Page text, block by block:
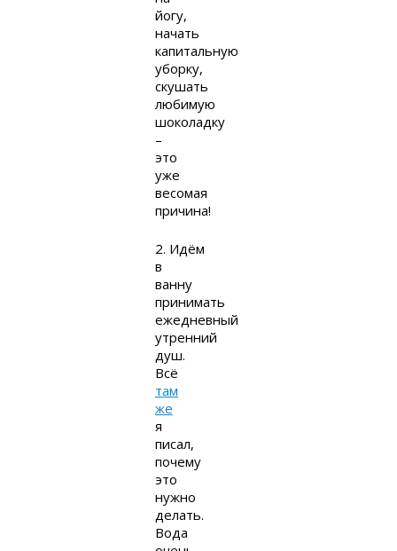
йогу,
начать
капитальную
уборку,
скушать
любимую
шоколадку
–
это
уже
весомая
причина!
2. Идём
в
ванну
принимать
ежедневный
утренний
душ.
Всё
там
же
я
писал,
почему
это
нужно
делать.
Вода